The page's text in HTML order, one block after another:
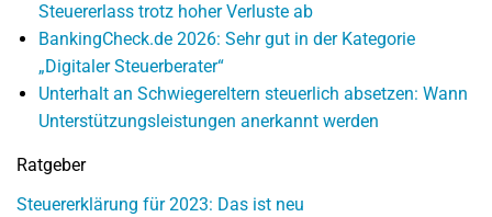
Steuererlass trotz hoher Verluste ab
BankingCheck.de 2026: Sehr gut in der Kategorie
„Digitaler Steuerberater“
Unterhalt an Schwiegereltern steuerlich absetzen: Wann
Unterstützungsleistungen anerkannt werden
Ratgeber
Steuererklärung für 2023: Das ist neu